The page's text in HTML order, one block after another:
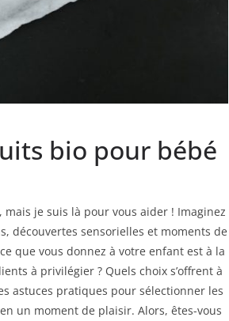
bio pour bébé
je suis là pour vous aider ! Imaginez
découvertes sensorielles et moments de
que vous donnez à votre enfant est à la
à privilégier ? Quels choix s’offrent à
astuces pratiques pour sélectionner les
un moment de plaisir. Alors, êtes-vous